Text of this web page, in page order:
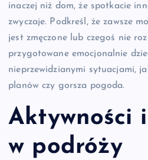
inaczej niż dom, że spotkacie
zwyczaje. Podkreśl, że zawsze
jest zmęczone lub czegoś nie
przygotowane emocjonalnie
nieprzewidzianymi sytuacjami,
planów czy gorsza pogoda.
Aktywności
w podróży